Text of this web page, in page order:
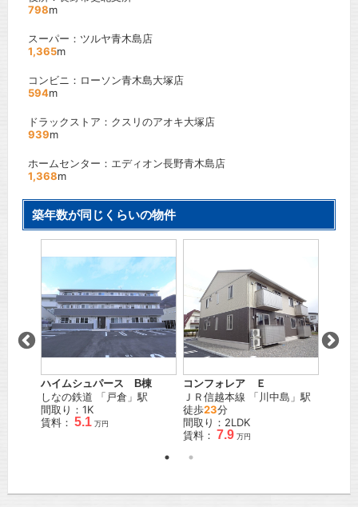
798m
スーパー：ツルヤ青木島店
1,365m
コンビニ：ローソン青木島大塚店
594m
ドラックストア：クスリのアオキ大塚店
939m
ホームセンター：エディオン長野青木島店
1,368m
築年数が同じくらいの物件
ハイムシュパース B棟
しなの鉄道 「戸倉 」駅
間取り：1K
賃料： 5.1 万円
コンフォレア Ｅ
ＪＲ信越本線 「川中島 」駅
徒歩23分
間取り：2LDK
賃料： 7.9 万円